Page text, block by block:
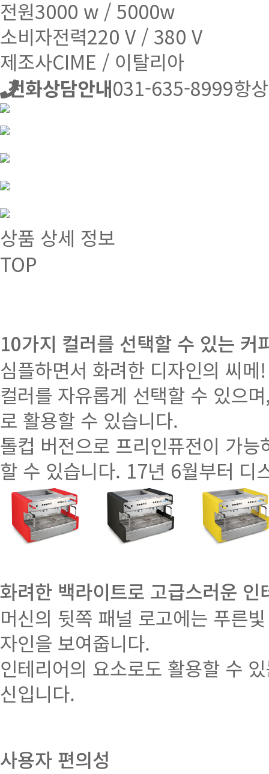
전원3000 w / 5000w
소비자전력220 V / 380 V
제조사CIME / 이탈리아
전화상담안내031-635-8999항
상품 상세 정보
TOP
10가지 컬러를 선택할 수 있는 커
심플하면서 화려한 디자인의 씨메!
컬러를 자유롭게 선택할 수 있으
로 활용할 수 있습니다.
톨컵 버전으로 프리인퓨전이 가
할 수 있습니다. 17년 6월부터 디
화려한 백라이트로 고급스러운
머신의 뒷쪽 패널 로고에는 푸른
자인을 보여줍니다.
인테리어의 요소로도 활용할 수
신입니다.
사용자 편의성